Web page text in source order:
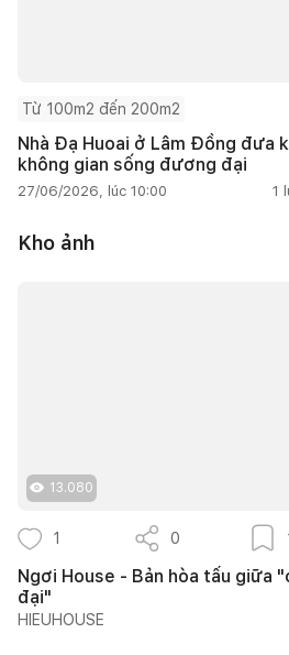
Từ 100m2 đến 200m2
Nhà Đạ Huoai ở Lâm Đồng đưa
không gian sống đương đại
27/06/2026, lúc 10:00 1
Kho ảnh
13.080
1 0
Ngơi House - Bản hòa tấu giữa
đại"
HIEUHOUSE